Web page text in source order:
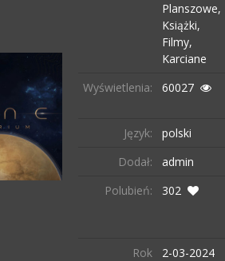
Planszowe,
Książki,
Filmy,
Karciane
Wyświetlenia: 60027
Język:
polski
Dodał:
admin
Polubień:
302
Rok
2-03-2024